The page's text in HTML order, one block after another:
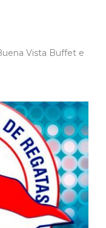
Vista Buffet e